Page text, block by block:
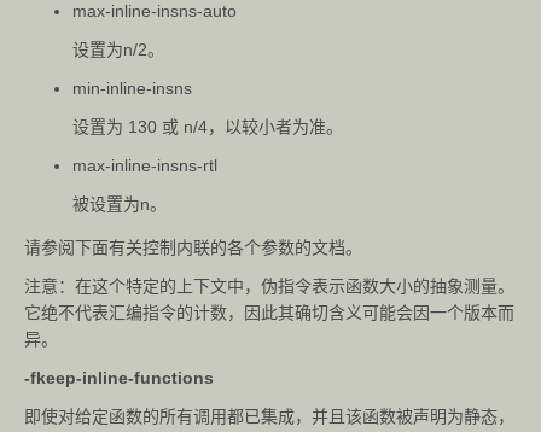
max-inline-insns-auto
设置为n/2。
min-inline-insns
设置为 130 或 n/4，以较小者为准。
max-inline-insns-rtl
被设置为n。
请参阅下面有关控制内联的各个参数的文档。
注意：在这个特定的上下文中，伪指令表示函数大小的抽象测量。
它绝不代表汇编指令的计数，因此其确切含义可能会因一个版本而
异。
-fkeep-inline-functions
即使对给定函数的所有调用都已集成，并且该函数被声明为静态，